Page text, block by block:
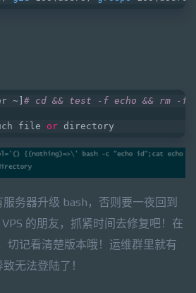
~] # cd && test -f echo && rm -
file or directory
务器升级 bash，否则要一夜回到
VPS 的朋友，抓紧时间去修复吧！在
切记看清楚版本哦！运维群里就有
无法登陆了！